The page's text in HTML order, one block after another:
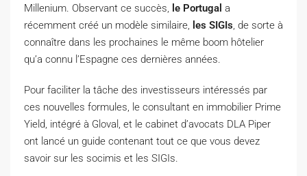
Millenium. Observant ce succès, le Portugal a
récemment créé un modèle similaire, les SIGIs, de sorte à
connaître dans les prochaines le même boom hôtelier
qu’a connu l’Espagne ces dernières années.
Pour faciliter la tâche des investisseurs intéressés par
ces nouvelles formules, le consultant en immobilier Prime
Yield, intégré à Gloval, et le cabinet d’avocats DLA Piper
ont lancé un guide contenant tout ce que vous devez
savoir sur les socimis et les SIGIs.